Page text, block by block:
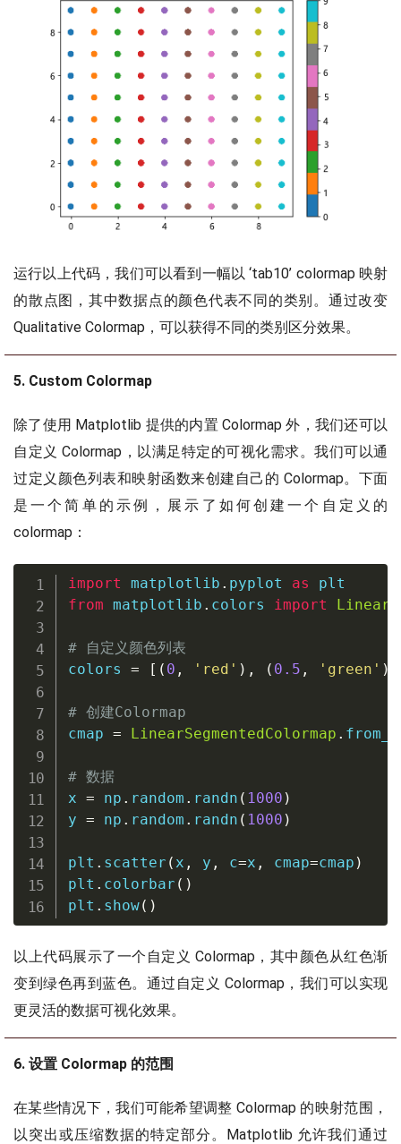
运行以上代码，我们可以看到一幅以 ‘tab10’ colormap 映射
的散点图，其中数据点的颜色代表不同的类别。通过改变
Qualitative Colormap，可以获得不同的类别区分效果。
5. Custom Colormap
除了使用 Matplotlib 提供的内置 Colormap 外，我们还可以
自定义 Colormap，以满足特定的可视化需求。我们可以通
过定义颜色列表和映射函数来创建自己的 Colormap。下面
是一个简单的示例，展示了如何创建一个自定义的
colormap：
import matplotlib . pyplot as
from matplotlib . colors import
# 自定义颜色列表
colors = [ ( 0 , 'red' ) , ( 0.5 , 'green' )
# 创建Colormap
cmap = LinearSegmentedColormap .
# 数据
x = np . random . randn ( 1000 )
y = np . random . randn ( 1000 )
plt . scatter ( x , y , c=x , cmap=cmap )
plt . colorbar ( )
plt . show( )
以上代码展示了一个自定义 Colormap，其中颜色从红色渐
变到绿色再到蓝色。通过自定义 Colormap，我们可以实现
更灵活的数据可视化效果。
6. 设置 Colormap 的范围
在某些情况下，我们可能希望调整 Colormap 的映射范围，
以突出或压缩数据的特定部分。Matplotlib 允许我们通过